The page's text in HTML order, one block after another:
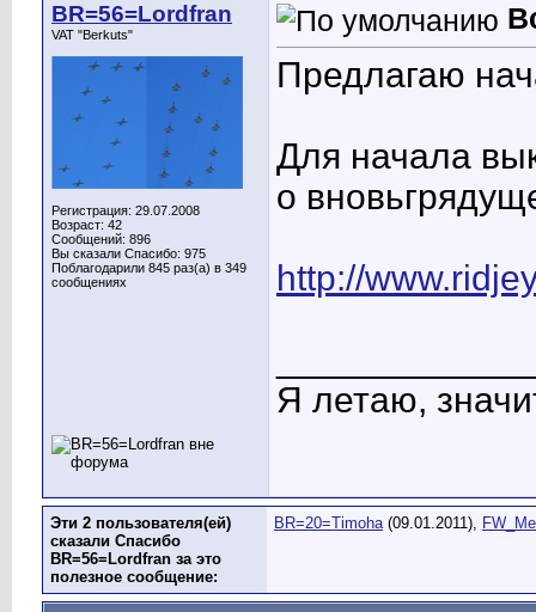
BR=56=Lordfran
VAT "Berkuts"
Регистрация: 29.07.2008
Возраст: 42
Сообщений: 896
Вы сказали Спасибо: 975
Поблагодарили 845 раз(а) в 349
сообщениях
Предлагаю
Для начала
о
http://
Я летаю,
Эти 2 пользователя(ей)
сказали Спасибо
BR=56=Lordfran за это
полезное сообщение:
BR=20=Timoha(09.01.2011),